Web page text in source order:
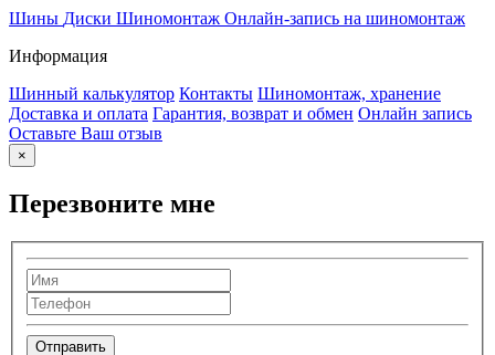
Шины Диски Шиномонтаж Онлайн-запись на шиномонтаж
Информация
Шинный калькулятор Контакты Шиномонтаж, хранение
Доставка и оплата Гарантия, возврат и обмен Онлайн запись
Оставьте Ваш отзыв
×
Перезвоните мне
Отправить